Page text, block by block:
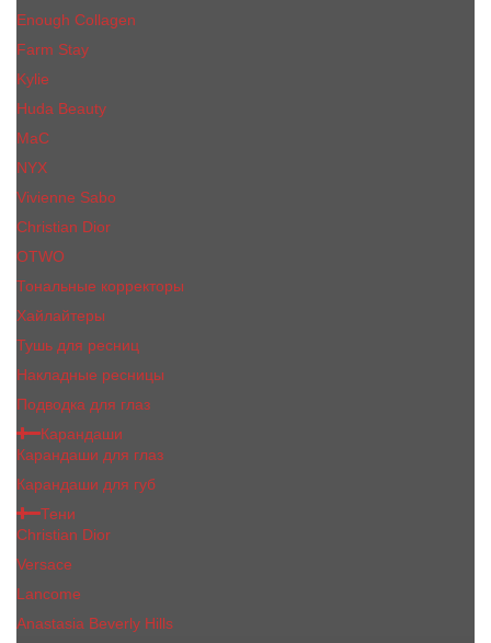
Enough Collagen
Farm Stay
Kylie
Huda Beauty
МаС
NYX
Vivienne Sabo
Сhristiаn Diоr
OTWO
Тональные корректоры
Хайлайтеры
Тушь для ресниц
Накладные ресницы
Подводка для глаз
Карандаши
Карандаши для глаз
Карандаши для губ
Тени
Christian Dior
Versace
Lancome
Anastasia Beverly Hills